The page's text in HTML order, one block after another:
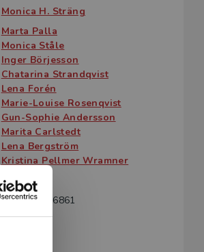
Monica H. Sträng
Marta Palla
Monica Ståle
Inger Börjesson
Chatarina Strandqvist
Lena Forén
Marie-Louise Rosenqvist
Gun-Sophie Andersson
Marita Carlstedt
Lena Bergström
Kristina Pellmer Wramner
Svenska
9789144036861
2005